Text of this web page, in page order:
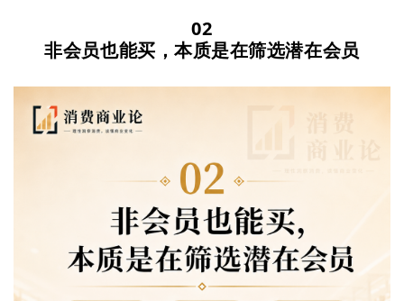
02
非会员也能买，本质是在筛选潜在会员